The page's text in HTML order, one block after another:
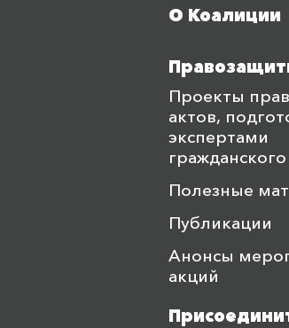
Меню футера
О Коалиции
Проекты
актов,
экспертами
Полезные
Публикации
Анонсы
акций